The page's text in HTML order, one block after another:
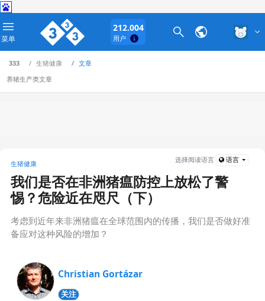
菜单
212.004
用户
333 生猪健康
文章
养猪生产类文章
选择阅读语言 语言
生猪健康
‍我们是否在非洲猪瘟防控上放松了警
惕？危险近在咫尺（下）
‍考虑到近年来非洲猪瘟在全球范围内的传播，我们是否做好准
备应对这种风险的增加？
Christian Gortázar
关注